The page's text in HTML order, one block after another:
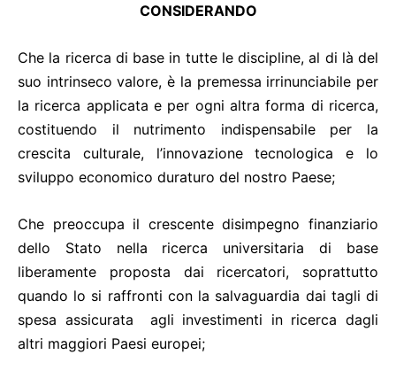
CONSIDERANDO
Che la ricerca di base in tutte le discipline, al di là del
suo intrinseco valore, è la premessa irrinunciabile per
la ricerca applicata e per ogni altra forma di ricerca,
costituendo il nutrimento indispensabile per la
crescita culturale, l’innovazione tecnologica e lo
sviluppo economico duraturo del nostro Paese;
Che preoccupa il crescente disimpegno finanziario
dello Stato nella ricerca universitaria di base
liberamente proposta dai ricercatori, soprattutto
quando lo si raffronti con la salvaguardia dai tagli di
spesa assicurata agli investimenti in ricerca dagli
altri maggiori Paesi europei;